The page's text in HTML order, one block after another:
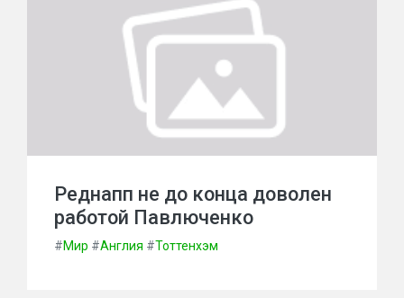
Реднапп не до конца доволен
работой Павлюченко
#Мир #Англия #Тоттенхэм